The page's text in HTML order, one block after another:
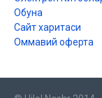
Обуна
Сайт харитаси
Оммавий оферта